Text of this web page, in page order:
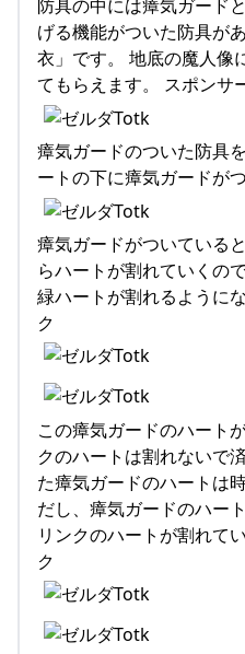
防具の中には瘴気ガード
げる機能がついた防具が
衣」です。 地底の魔人像
てもらえます。 スポンサ
瘴気ガードのついた防具
ートの下に瘴気ガードがつ
瘴気ガードがついている
らハートが割れていくの
緑ハートが割れるように
ク
この瘴気ガードのハート
クのハートは割れないで
た瘴気ガードのハートは
だし、瘴気ガードのハー
リンクのハートが割れて
ク